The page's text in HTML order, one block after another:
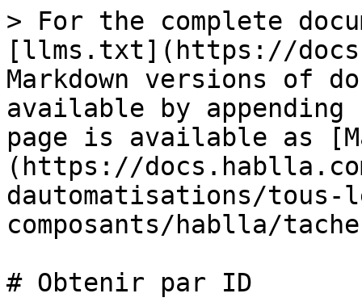
> For the complete
[llms.txt](https://
Markdown versions of
available by
page is available as
(https://
dautomatisations/tous-
composants/hablla/
# Obtenir par ID